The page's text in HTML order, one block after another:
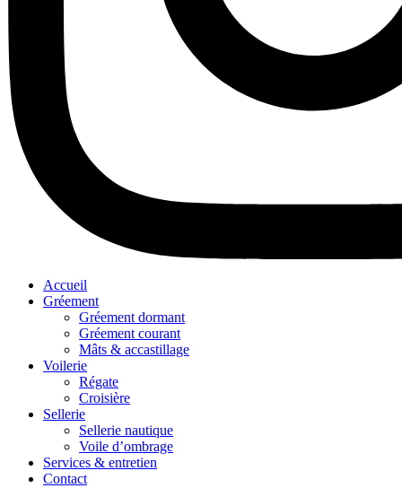
Accueil
Gréement
Gréement dormant
Gréement courant
Mâts & accastillage
Voilerie
Régate
Croisière
Sellerie
Sellerie nautique
Voile d’ombrage
Services & entretien
Contact